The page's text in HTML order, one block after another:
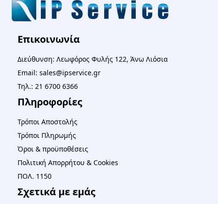
Επικοινωνία
Διεύθυνση: Λεωφόρος Φυλής 122, Άνω Λιόσια
Email: sales@ipservice.gr
Τηλ.: 21 6700 6366
Πληροφορίες
Τρόποι Αποστολής
Τρόποι Πληρωμής
Όροι & προϋποθέσεις
Πολιτική Απορρήτου & Cookies
ΠΟΛ. 1150
Σχετικά με εμάς